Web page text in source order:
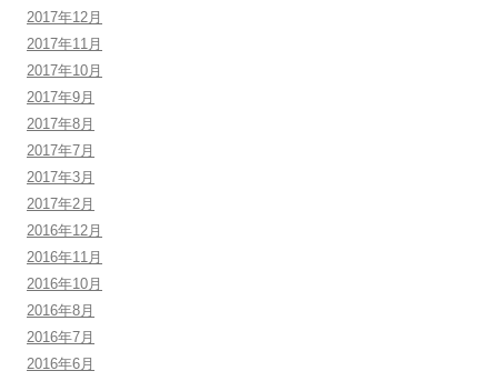
2017年12月
2017年11月
2017年10月
2017年9月
2017年8月
2017年7月
2017年3月
2017年2月
2016年12月
2016年11月
2016年10月
2016年8月
2016年7月
2016年6月